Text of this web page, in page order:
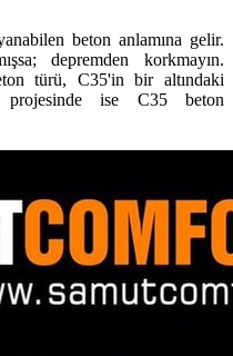
beton anlamına gelir.
depremden korkmayın.
türü, C35'in bir altındaki
ise C35 beton